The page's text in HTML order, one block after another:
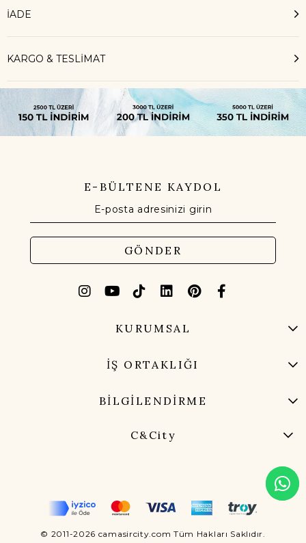
İADE
KARGO & TESLİMAT
E-BÜLTENE KAYDOL
GÖNDER
KURUMSAL
İŞ ORTAKLIĞI
BİLGİLENDİRME
C&City
© 2011-2026 camasircity.com Tüm Hakları Saklıdır.